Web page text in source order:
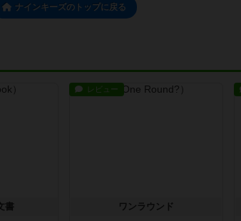
ナインキーズのトップに戻る
書
レビュー
ワンラウンド